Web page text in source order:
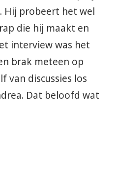
Hij probeert het wel
die hij maakt en
interview was het
brak meteen op
van discussies los
Dat beloofd wat